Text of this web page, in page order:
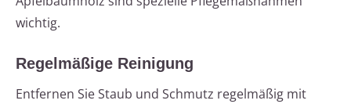
wichtig.
Regelmäßige Reinigung
Entfernen Sie Staub und Schmutz regelmäßig mit